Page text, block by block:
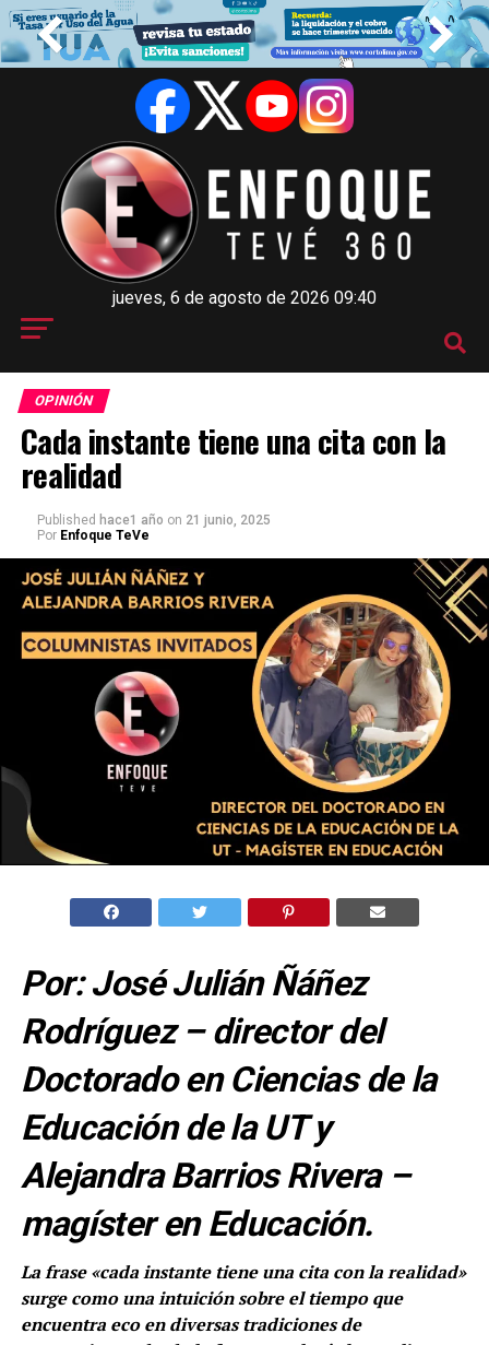
jueves, 6 de agosto de 2026 09:40
OPINIÓN
Cada instante tiene una cita con la
realidad
Published hace1 año on 21 junio, 2025
Por Enfoque TeVe
Por: José Julián Ñáñez
Rodríguez – director del
Doctorado en Ciencias de la
Educación de la UT y
Alejandra Barrios Rivera –
magíster en Educación.
La frase «cada instante tiene una cita con la realidad»
surge como una intuición sobre el tiempo que
encuentra eco en diversas tradiciones de